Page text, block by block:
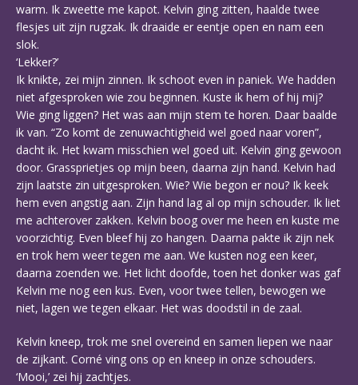
warm. Ik zweette me kapot. Kelvin ging zitten, haalde twee
flesjes uit zijn rugzak. Ik draaide er eentje open en nam een
slok.
‘Lekker?’
Ik knikte, zei mijn zinnen. Ik schoot even in paniek. We hadden
niet afgesproken wie zou beginnen. Kuste ik hem of hij mij?
Wie ging liggen? Het was aan mijn stem te horen. Daar baalde
ik van. “Zo komt de zenuwachtigheid wel goed naar voren”,
dacht ik. Het kwam misschien wel goed uit. Kelvin ging gewoon
door. Grassprietjes op mijn been, daarna zijn hand. Kelvin had
zijn laatste zin uitgesproken. Wie? Wie begon er nou? Ik keek
hem even angstig aan. Zijn hand lag al op mijn schouder. Ik liet
me achterover zakken. Kelvin boog over me heen en kuste me
voorzichtig. Even bleef hij zo hangen. Daarna pakte ik zijn nek
en trok hem weer tegen me aan. We kusten nog een keer,
daarna zoenden we. Het licht doofde, toen het donker was gaf
Kelvin me nog een kus. Even, voor twee tellen, bewogen we
niet, lagen we tegen elkaar. Het was doodstil in de zaal.
Kelvin kneep, trok me snel overeind en samen liepen we naar
de zijkant. Corné ving ons op en kneep in onze schouders.
‘Mooi,’ zei hij zachtjes.